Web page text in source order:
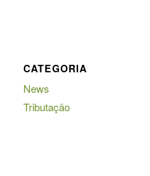
CATEGORIA
News
Tributação